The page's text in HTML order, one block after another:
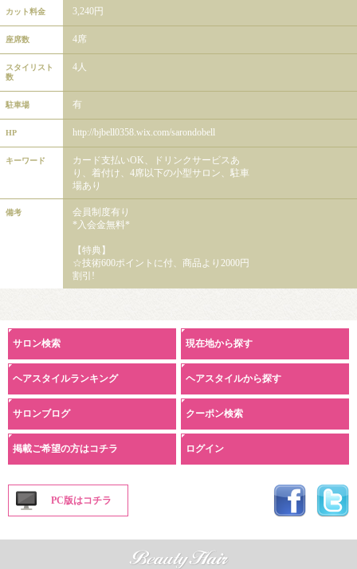
カット料金 3,240円
座席数 4席
スタイリスト
数
4人
駐車場 有
HP http://bjbell0358.wix.com/sarondobell
キーワード
カード支払いOK、ドリンクサービスあ
り、着付け、4席以下の小型サロン、駐車
場あり
備考
会員制度有り
*入会金無料*
【特典】
☆技術600ポイントに付、商品より2000円
割引!
サロン検索 現在地から探す
ヘアスタイルランキング ヘアスタイルから探す
サロンブログ クーポン検索
掲載ご希望の方はコチラ ログイン
PC版はコチラ